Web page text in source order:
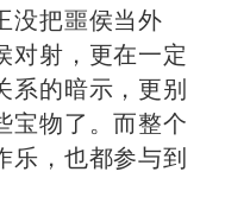
没把噩侯当外
对射，更在一定
系的暗示，更别
宝物了。而整个
乐，也都参与到